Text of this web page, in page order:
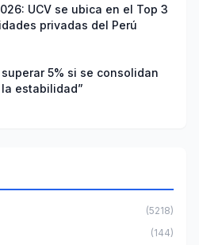
UCV se ubica en el Top 3
privadas del Perú
superar 5% si se consolidan
estabilidad”
(5218)
(144)